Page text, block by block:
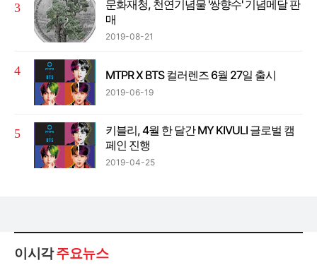
문화재청, 천연기념물 '쌍향수' 기념메달 판
매
2019-08-21
MTPR X BTS 컬러렌즈 6월 27일 출시
2019-06-19
키블리, 4월 한 달간 MY KIVULI 글로벌 캠
페인 진행
2019-04-25
이시각주요뉴스